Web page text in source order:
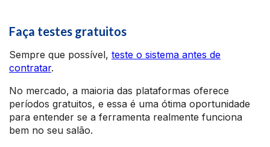
Faça testes gratuitos
Sempre que possível, teste o sistema antes de
contratar.
No mercado, a maioria das plataformas oferece
períodos gratuitos, e essa é uma ótima oportunidade
para entender se a ferramenta realmente funciona
bem no seu salão.